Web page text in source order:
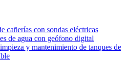
cañerías con sondas eléctricas
de agua con geófono digital
y mantenimiento de tanques de